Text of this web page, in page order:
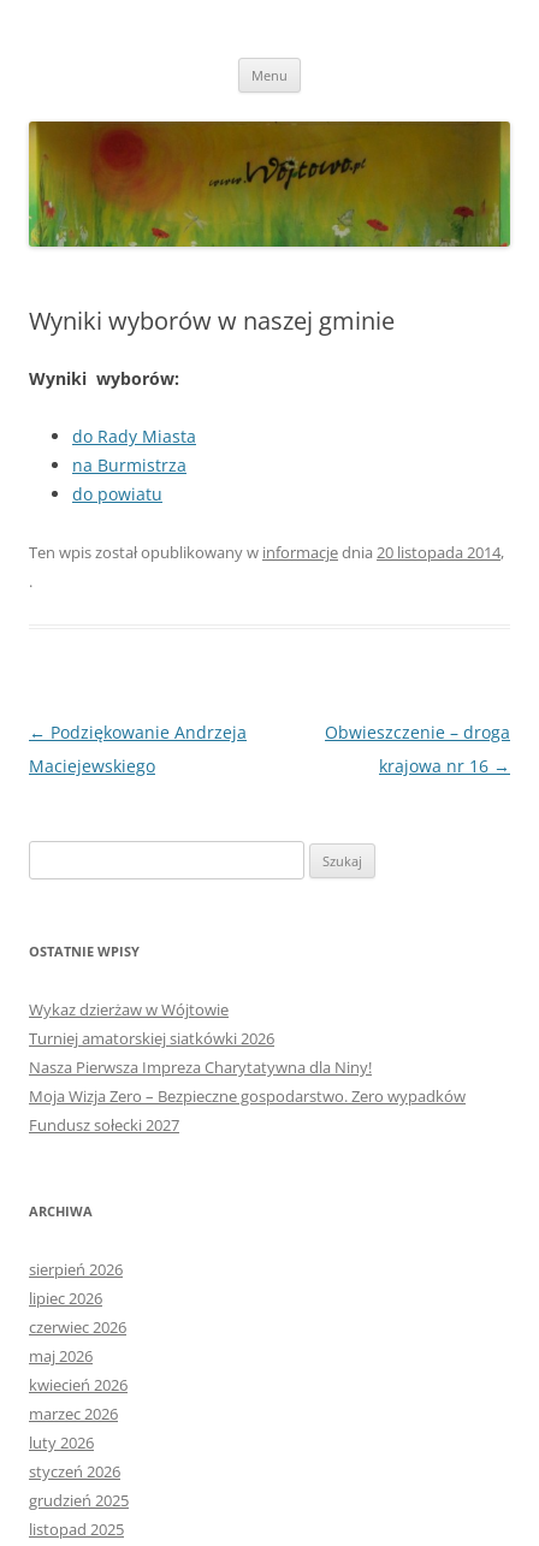
Menu
Wyniki wyborów w naszej gminie
Wyniki wyborów:
do Rady Miasta
na Burmistrza
do powiatu
Ten wpis został opublikowany w informacjednia 20 listopada 2014,
.
Nawigacja
wpisu
← Podziękowanie Andrzeja
Maciejewskiego
Obwieszczenie – droga
krajowa nr 16 →
OSTATNIE WPISY
Wykaz dzierżaw w Wójtowie
Turniej amatorskiej siatkówki 2026
Nasza Pierwsza Impreza Charytatywna dla Niny!
Moja Wizja Zero – Bezpieczne gospodarstwo. Zero wypadków
Fundusz sołecki 2027
ARCHIWA
sierpień 2026
lipiec 2026
czerwiec 2026
maj 2026
kwiecień 2026
marzec 2026
luty 2026
styczeń 2026
grudzień 2025
listopad 2025